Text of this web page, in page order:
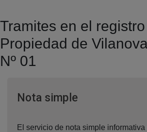
Tramites en el
Propiedad de
Nº 01
Nota simpleVentana nueva
El servicio de nota simple informativa